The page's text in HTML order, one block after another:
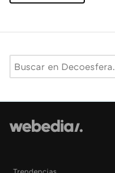
Trendencias